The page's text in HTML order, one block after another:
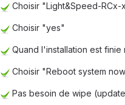
Choisir "Light&Speed-
Choisir "yes"
Quand l'installation est
Choisir "Reboot system
Pas besoin de wipe